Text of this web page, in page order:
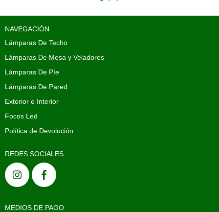
NAVEGACIÓN
Lámparas De Techo
Lámparas De Mesa y Veladores
Lámparas De Píe
Lámparas De Pared
Exterior e Interior
Focos Led
Política de Devolución
REDES SOCIALES
MEDIOS DE PAGO